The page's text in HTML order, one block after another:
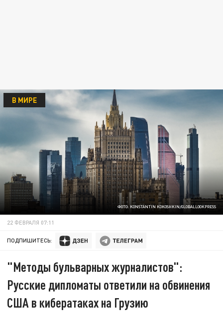
ФОТО: KONSTANTIN KOKOSHKIN/GLOBALLOOKPRESS
В МИРЕ
22 ФЕВРАЛЯ 07:11
ПОДПИШИТЕСЬ:
"Методы бульварных журналистов":
Русские дипломаты ответили на обвинения
США в кибератаках на Грузию